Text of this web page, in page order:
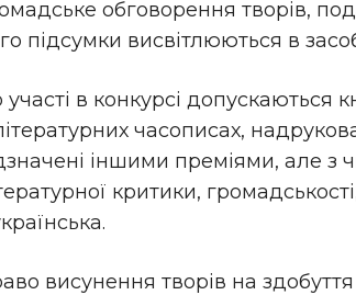
обговорення творів,
підсумки висвітлюються в
в конкурсі допускаються
часописах,
іншими преміями, але з
критики,
висунення творів на